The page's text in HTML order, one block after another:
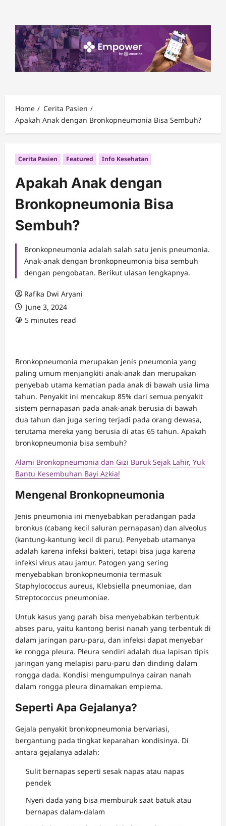
content
Home
Cerita Pasien
Apakah Anak dengan Bronkopneumonia Bisa Sembuh?
Cerita Pasien Featured Info Kesehatan
Apakah Anak dengan
Bronkopneumonia Bisa
Sembuh?
Bronkopneumonia adalah salah satu jenis pneumonia.
Anak-anak dengan bronkopneumonia bisa sembuh
dengan pengobatan. Berikut ulasan lengkapnya.
Rafika Dwi Aryani
June 3, 2024
5 minutes read
Bronkopneumonia merupakan jenis pneumonia yang
paling umum menjangkiti anak-anak dan merupakan
penyebab utama kematian pada anak di bawah usia lima
tahun. Penyakit ini mencakup 85% dari semua penyakit
sistem pernapasan pada anak-anak berusia di bawah
dua tahun dan juga sering terjadi pada orang dewasa,
terutama mereka yang berusia di atas 65 tahun. Apakah
bronkopneumonia bisa sembuh?
Alami Bronkopneumonia dan Gizi Buruk Sejak Lahir, Yuk
Bantu Kesembuhan Bayi Azkia!
Mengenal Bronkopneumonia
Jenis pneumonia ini menyebabkan peradangan pada
bronkus (cabang kecil saluran pernapasan) dan alveolus
(kantung-kantung kecil di paru). Penyebab utamanya
adalah karena infeksi bakteri, tetapi bisa juga karena
infeksi virus atau jamur. Patogen yang sering
menyebabkan bronkopneumonia termasuk
Staphylococcus aureus, Klebsiella pneumoniae, dan
Streptococcus pneumoniae.
Untuk kasus yang parah bisa menyebabkan terbentuk
abses paru, yaitu kantong berisi nanah yang terbentuk di
dalam jaringan paru-paru, dan infeksi dapat menyebar
ke rongga pleura. Pleura sendiri adalah dua lapisan tipis
jaringan yang melapisi paru-paru dan dinding dalam
rongga dada. Kondisi mengumpulnya cairan nanah
dalam rongga pleura dinamakan empiema.
Seperti Apa Gejalanya?
Gejala penyakit bronkopneumonia bervariasi,
bergantung pada tingkat keparahan kondisinya. Di
antara gejalanya adalah:
Sulit bernapas seperti sesak napas atau napas
pendek
Nyeri dada yang bisa memburuk saat batuk atau
bernapas dalam-dalam